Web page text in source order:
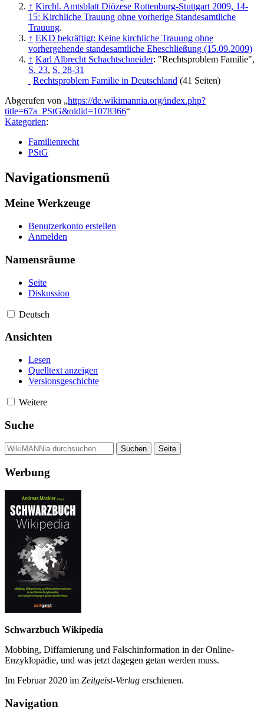
↑ Kirchl. Amtsblatt Diözese Rottenburg-Stuttgart 2009, 14-
15: Kirchliche Trauung ohne vorherige Standesamtliche
Trauung.
↑ EKD bekräftigt: Keine kirchliche Trauung ohne
vorhergehende standesamtliche Eheschließung (15.09.2009)
↑ Karl Albrecht Schachtschneider: "Rechtsproblem Familie",
S. 23, S. 28-31
Rechtsproblem Familie in Deutschland (41 Seiten)
Abgerufen von „https://de.wikimannia.org/index.php?
title=67a_PStG&oldid=1078366“
Kategorien:
Familienrecht
PStG
Navigationsmenü
Meine Werkzeuge
Benutzerkonto erstellen
Anmelden
Namensräume
Seite
Diskussion
Deutsch
Ansichten
Lesen
Quelltext anzeigen
Versionsgeschichte
Weitere
Suche
Werbung
Schwarzbuch Wikipedia
Mobbing, Diffamierung und Falsch­information in der Online-
Enzyklo­pädie, und was jetzt da­gegen getan werden muss.
Im Februar 2020 im Zeit­geist-Verlag erschienen.
Navigation